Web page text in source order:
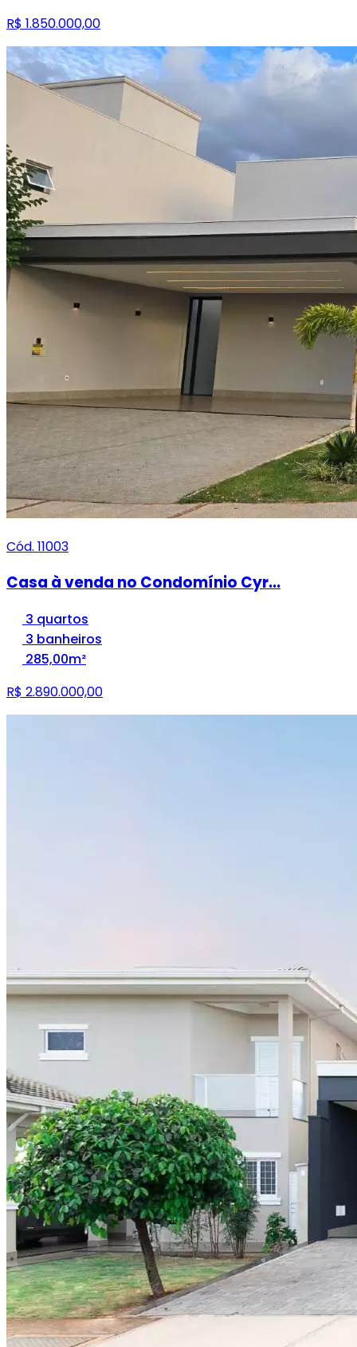
R$ 1.850.000,00
Cód. 11003
Casa à venda no Condomínio Cyr...
3 quartos
3 banheiros
285,00m²
R$ 2.890.000,00